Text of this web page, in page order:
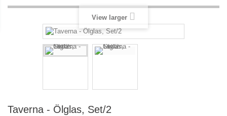
View larger
Taverna - Ölglas, Set/2